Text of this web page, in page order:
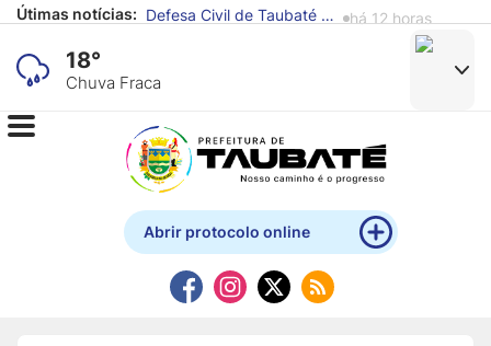
Útimas notícias: Defesa Civil de Taubaté alerta para previsão de chuva e ventos fortes há 12 horas
18°
Chuva Fraca
Abrir protocolo online